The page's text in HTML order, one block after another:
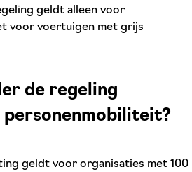
geldt alleen voor
voor voertuigen met grijs
de regeling
personenmobiliteit?
geldt voor organisaties met 100